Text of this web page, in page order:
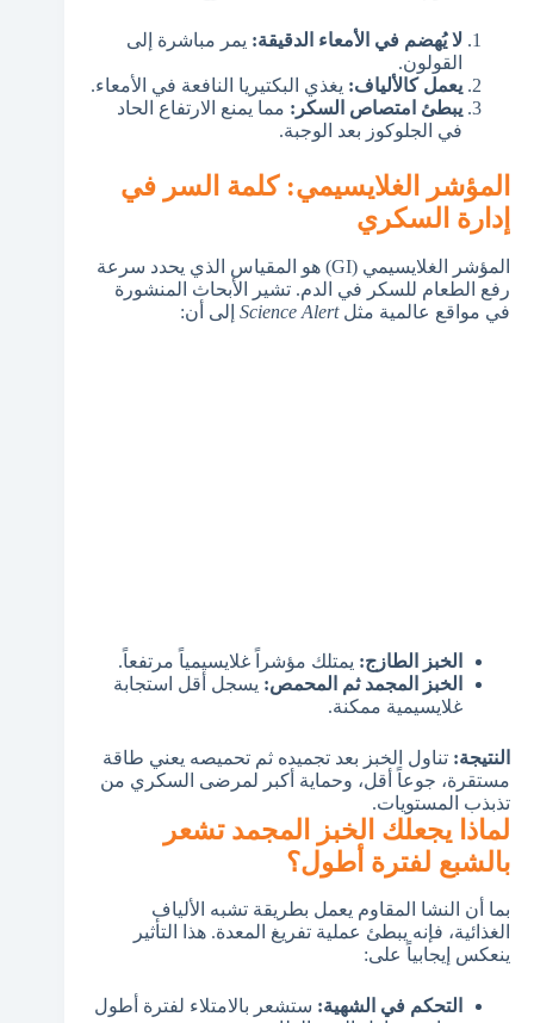
لا يُهضم في الأمعاء الدقيقة: يمر مباشرة إلى
القولون.
يعمل كالألياف: يغذي البكتيريا النافعة في الأمعاء.
يبطئ امتصاص السكر: مما يمنع الارتفاع الحاد
في الجلوكوز بعد الوجبة.
المؤشر الغلايسيمي: كلمة السر في
إدارة السكري
المؤشر الغلايسيمي (GI) هو المقياس الذي يحدد سرعة
رفع الطعام للسكر في الدم. تشير الأبحاث المنشورة
في مواقع عالمية مثلScience Alert إلى أن:
الخبز الطازج: يمتلك مؤشراً غلايسيمياً مرتفعاً.
الخبز المجمد ثم المحمص: يسجل أقل استجابة
غلايسيمية ممكنة.
النتيجة: تناول الخبز بعد تجميده ثم تحميصه يعني طاقة
مستقرة، جوعاً أقل، وحماية أكبر لمرضى السكري من
تذبذب المستويات.
لماذا يجعلك الخبز المجمد تشعر
بالشبع لفترة أطول؟
بما أن النشا المقاوم يعمل بطريقة تشبه الألياف
الغذائية، فإنه يبطئ عملية تفريغ المعدة. هذا التأثير
ينعكس إيجابياً على:
التحكم في الشهية: ستشعر بالامتلاء لفترة أطول